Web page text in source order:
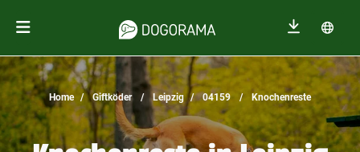
Home Giftköder Leipzig 04159 Knochenreste